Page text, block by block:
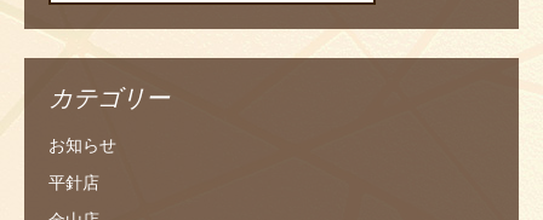
カテゴリー
お知らせ
平針店